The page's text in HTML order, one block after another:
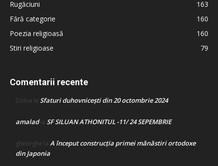
Rugăciuni
163
Fără categorie
160
Poezia religioasă
160
Stiri religioase
79
Comentarii recente
Doina la Sfaturi duhovnicești din 20 octombrie 2024
amaladla SF SILUAN ATHONITUL -11/ 24 SEPEMBRIE
gheorghe la A început construcţia primei mănăstiri ortodoxe
din Japonia